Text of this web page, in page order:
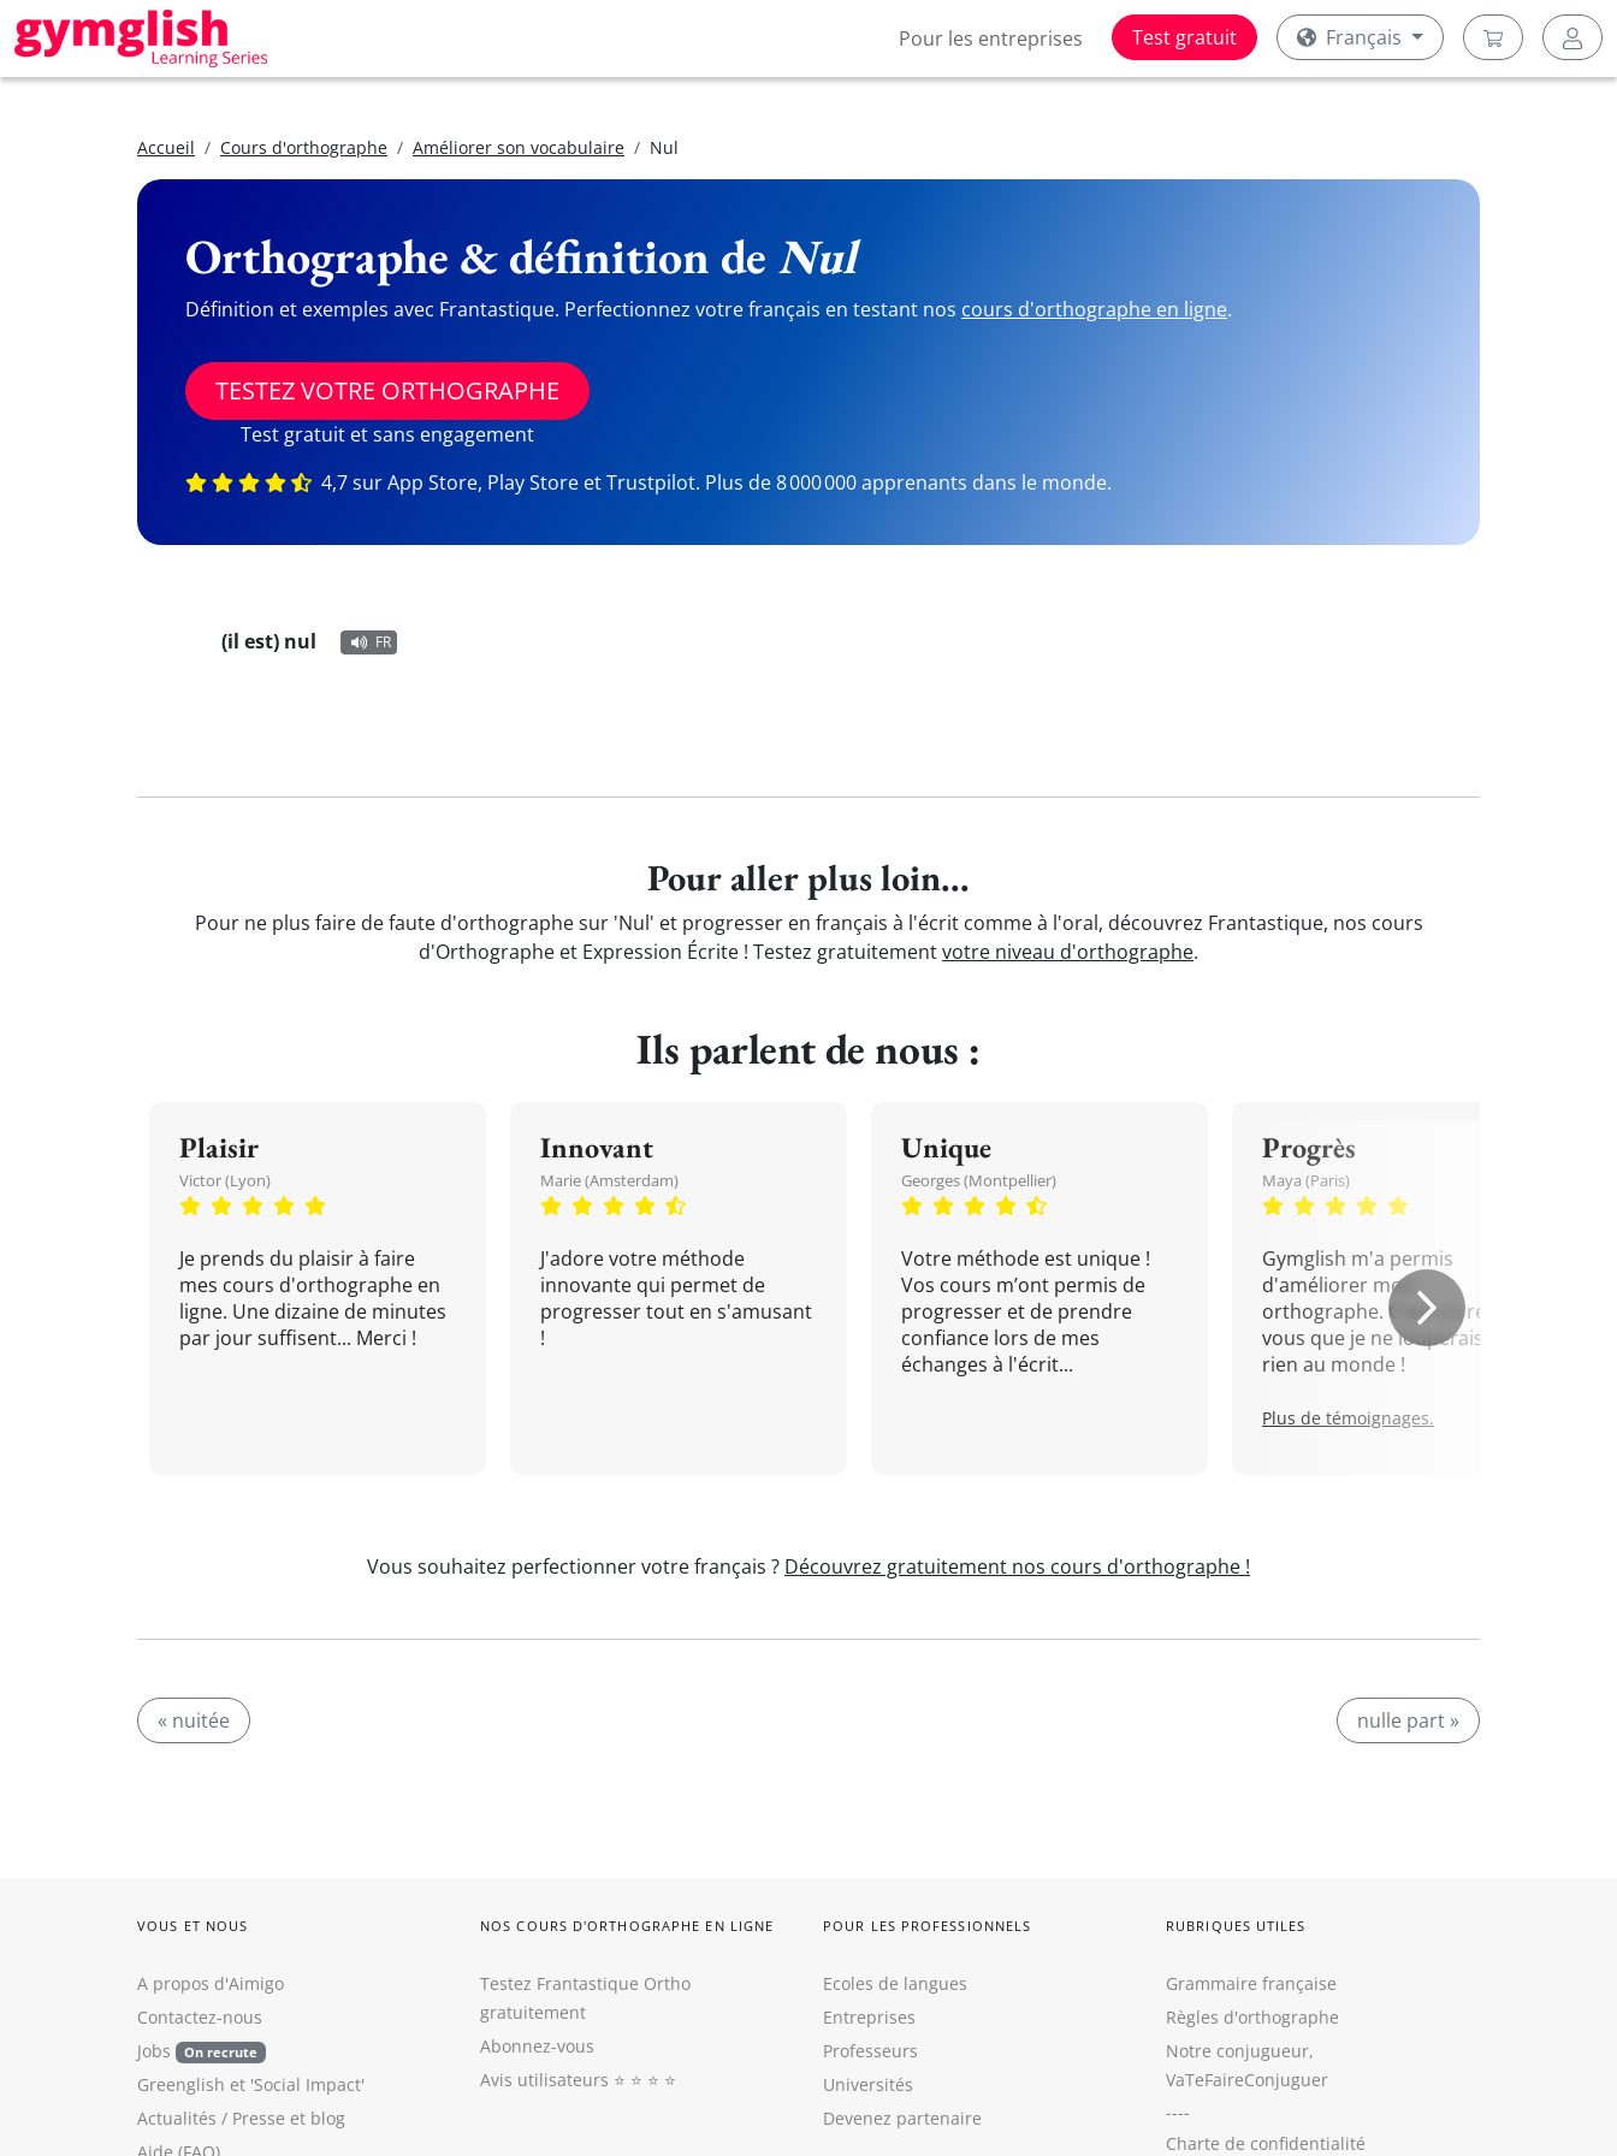
Pour les entreprises Test gratuit Français
Accueil Cours d'orthographe Améliorer son vocabulaire Nul
Orthographe & définition de Nul
Définition et exemples avec Frantastique. Perfectionnez votre français en testant nos cours d'orthographe en ligne.
TESTEZ VOTRE ORTHOGRAPHE
Test gratuit et sans engagement
4,7 sur App Store, Play Store et Trustpilot. Plus de 8 000 000 apprenants dans le monde.
(il est) nul FR
Pour aller plus loin...
Pour ne plus faire de faute d'orthographe sur 'Nul' et progresser en français à l'écrit comme à l'oral, découvrez Frantastique, nos cours
d'Orthographe et Expression Écrite ! Testez gratuitementvotre niveau d'orthographe.
Ils parlent de nous :
Plaisir
Victor (Lyon)
Je prends du plaisir à faire
mes cours d'orthographe en
ligne. Une dizaine de minutes
par jour suffisent... Merci !
Innovant
Marie (Amsterdam)
J'adore votre méthode
innovante qui permet de
progresser tout en s'amusant
!
Unique
Georges (Montpellier)
Votre méthode est unique !
Vos cours m’ont permis de
progresser et de prendre
confiance lors de mes
échanges à l'écrit...
Progrès
Maya (Paris)
Gymglish m'a permis
d'améliorer mon
orthographe. C'est un rendez-
vous que je ne louperais pour
rien au monde !
Plus de témoignages.
Vous souhaitez perfectionner votre français ? Découvrez gratuitement nos cours d'orthographe !
« nuitée nulle part »
VOUS ET NOUS
A propos d'Aimigo
Contactez-nous
Jobs
On recrute
Greenglish et 'Social Impact'
Actualités / Presse et blog
NOS COURS D'ORTHOGRAPHE EN LIGNE
Testez Frantastique Ortho
gratuitement
Abonnez-vous
Avis utilisateurs ⭐️ ⭐️ ⭐️ ⭐️
POUR LES PROFESSIONNELS
Ecoles de langues
Entreprises
Professeurs
Universités
Devenez partenaire
RUBRIQUES UTILES
Grammaire française
Règles d'orthographe
Notre conjugueur,
VaTeFaireConjuguer
----
Charte de confidentialité